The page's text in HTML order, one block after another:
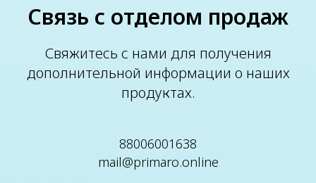
Связь с отделом продаж
Свяжитесь с нами для получения
дополнительной информации о наших
продуктах.
88006001638
mail@primaro.online